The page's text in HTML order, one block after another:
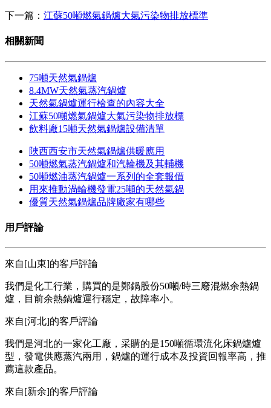
下一篇： 江蘇50噸燃氣鍋爐大氣污染物排放標準
相關新聞
75噸天然氣鍋爐
8.4MW天然氣蒸汽鍋爐
天然氣鍋爐運行檢查的內容大全
江蘇50噸燃氣鍋爐大氣污染物排放標
飲料廠15噸天然氣鍋爐設備清單
陜西西安市天然氣鍋爐供暖應用
50噸燃氣蒸汽鍋爐和汽輪機及其輔機
50噸燃油蒸汽鍋爐一系列的全套報價
用來推動渦輪機發電25噸的天然氣鍋
優質天然氣鍋爐品牌廠家有哪些
用戶評論
來自[山東]的客戶評論
我們是化工行業，購買的是鄭鍋股份50噸/時三廢混燃余熱鍋
爐，目前余熱鍋爐運行穩定，故障率小。
來自[河北]的客戶評論
我們是河北的一家化工廠，采購的是150噸循環流化床鍋爐爐
型，發電供應蒸汽兩用，鍋爐的運行成本及投資回報率高，推
薦這款產品。
來自[新余]的客戶評論